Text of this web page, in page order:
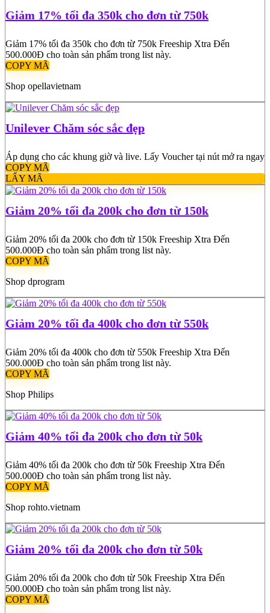
Giảm 17% tối đa 350k cho đơn từ 750k
Giảm 17% tối đa 350k cho đơn từ 750k Freeship Xtra Đến
500.000Đ cho toàn sản phẩm trong list này.
COPY MÃ
Shop opellavietnam
Unilever Chăm sóc sắc đẹp
Áp dụng cho các khung giờ và live. Lấy Voucher tại nút mở ra ngay
COPY MÃ
LẤY MÃ
Giảm 20% tối đa 200k cho đơn từ 150k
Giảm 20% tối đa 200k cho đơn từ 150k Freeship Xtra Đến
500.000Đ cho toàn sản phẩm trong list này.
COPY MÃ
Shop dprogram
Giảm 20% tối đa 400k cho đơn từ 550k
Giảm 20% tối đa 400k cho đơn từ 550k Freeship Xtra Đến
500.000Đ cho toàn sản phẩm trong list này.
COPY MÃ
Shop Philips
Giảm 40% tối đa 200k cho đơn từ 50k
Giảm 40% tối đa 200k cho đơn từ 50k Freeship Xtra Đến
500.000Đ cho toàn sản phẩm trong list này.
COPY MÃ
Shop rohto.vietnam
Giảm 20% tối đa 200k cho đơn từ 50k
Giảm 20% tối đa 200k cho đơn từ 50k Freeship Xtra Đến
500.000Đ cho toàn sản phẩm trong list này.
COPY MÃ